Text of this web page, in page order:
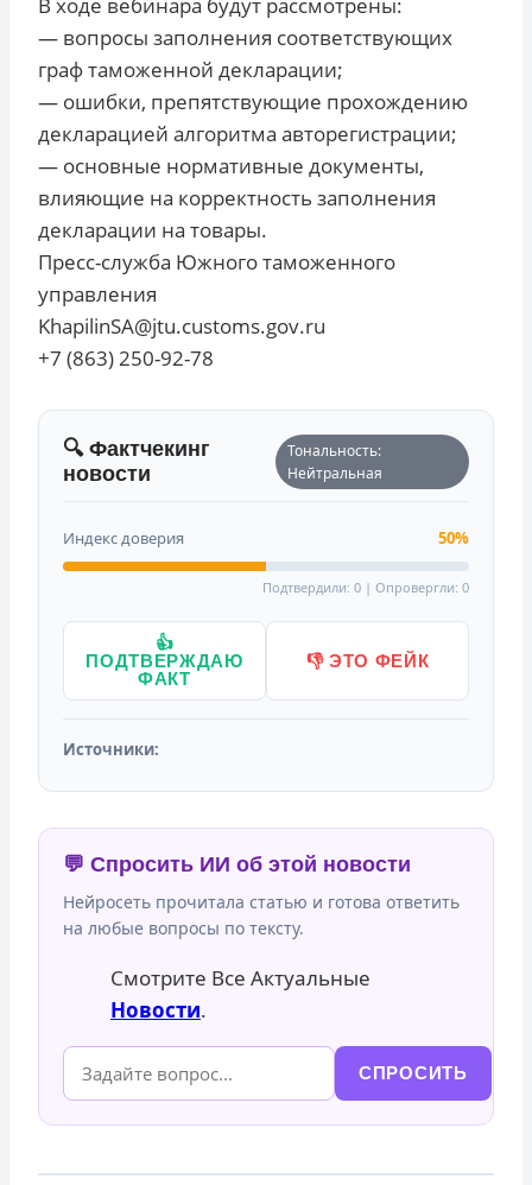
— вопросы заполнения соответствующих
граф таможенной декларации;
— ошибки, препятствующие прохождению
декларацией алгоритма авторегистрации;
— основные нормативные документы,
влияющие на корректность заполнения
декларации на товары.
Пресс-служба Южного таможенного
управления
KhapilinSA@jtu.customs.gov.ru
+7 (863) 250-92-78
🔍 Фактчекинг
новости
Тональность:
Нейтральная
Индекс доверия 50%
Подтвердили: 0 | Опровергли: 0
👍
ПОДТВЕРЖДАЮ
ФАКТ
👎 ЭТО ФЕЙК
Источники:
💬 Спросить ИИ об этой новости
Нейросеть прочитала статью и готова ответить
на любые вопросы по тексту.
Смотрите Все Актуальные
Новости.
СПРОСИТЬ